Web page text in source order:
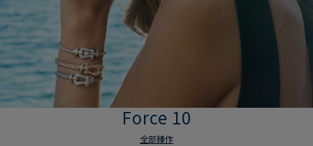
Force 10
全部臻作